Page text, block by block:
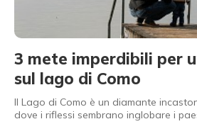
3 mete imperdibili per
sul lago di Como
Il Lago di Como è un diamante
dove i riflessi sembrano inglobare i